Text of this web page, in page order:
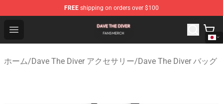
FREE shipping on orders over $100
Open menu
Dave The Diver Shop - Official Dave The Diver
ホーム/Dave The Diver アクセサリー/Dave The Diver バッグ